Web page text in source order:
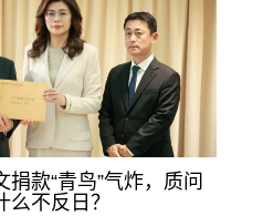
捐款“青鸟”气炸，质问
么不反日？